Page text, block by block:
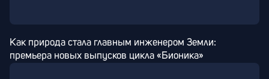
Как природа стала главным инженером Земли:
премьера новых выпусков цикла «Бионика»